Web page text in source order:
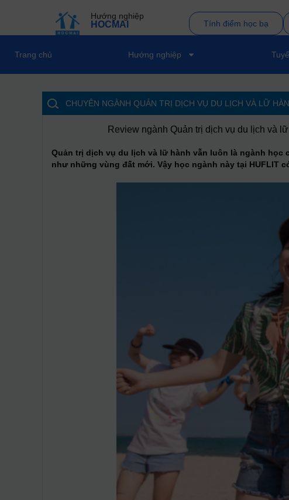
Hướng nghiệp
HOCMAI Tính điểm học bạ
Trang chủ Hướng nghiệp
CHUYÊN NGÀNH QUẢN TRỊ DỊCH VỤ DU LỊCH VÀ LỮ
Review ngành Quản trị dịch vụ du lịch và
Quản trị dịch vụ du lịch và lữ hành vẫn luôn là ngành
như những vùng đất mới. Vậy học ngành này tại HUFLIT